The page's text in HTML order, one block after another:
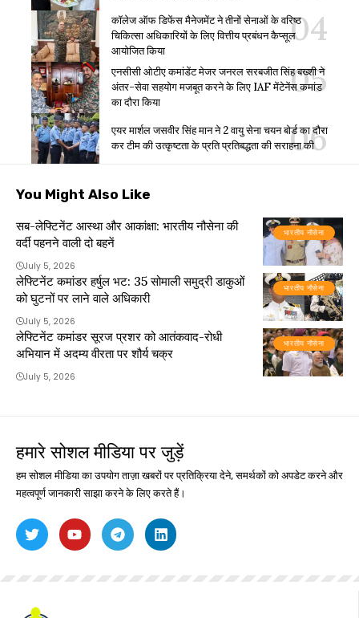
कॉलेज ऑफ डिफेंस मैनेजमेंट ने तीनों सेनाओं के वरिष्ठ
चिकित्सा अधिकारियों के लिए वित्तीय प्रबंधन कैप्सूल
आयोजित किया
एनसीसी ओटीए कमांडेंट मेजर जनरल सरबजीत सिंह बख्शी ने
अंतर-सेवा सहयोग मजबूत करने के लिए IAF मेंटेनेंस कमांड
का दौरा किया
एयर मार्शल जसवीर सिंह मान ने 2 वायु सेना चयन बोर्ड का दौरा
कर टीम की उत्कृष्टता के प्रति प्रतिबद्धता की सराहना की
You Might Also Like
भारतीय नौसेना
सब-लेफ्टिनेंट आस्था और आकांक्षा: भारतीय नौसेना की
वर्दी पहनने वाली दो बहनें
July 5, 2026
भारतीय नौसेना
लेफ्टिनेंट कमांडर हर्षुल भट: 35 सोमाली समुद्री डाकुओं
को घुटनों पर लाने वाले अधिकारी
July 5, 2026
भारतीय नौसेना
लेफ्टिनेंट कमांडर सूरज प्रशर को आतंकवाद-रोधी
अभियान में अदम्य वीरता पर शौर्य चक्र
July 5, 2026
हमारे सोशल मीडिया पर जुड़ें
हम सोशल मीडिया का उपयोग ताज़ा खबरों पर प्रतिक्रिया देने, समर्थकों को अपडेट करने और
महत्वपूर्ण जानकारी साझा करने के लिए करते हैं।